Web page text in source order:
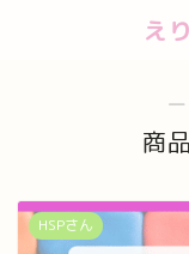
え
―
商
HSPさん